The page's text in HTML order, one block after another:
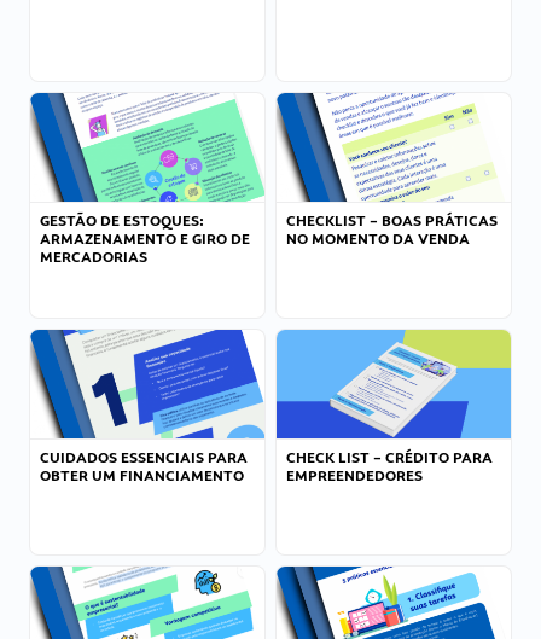
GESTÃO DE ESTOQUES:
ARMAZENAMENTO E GIRO DE
MERCADORIAS
CHECKLIST – BOAS PRÁTICAS
NO MOMENTO DA VENDA
CUIDADOS ESSENCIAIS PARA
OBTER UM FINANCIAMENTO
CHECK LIST – CRÉDITO PARA
EMPREENDEDORES